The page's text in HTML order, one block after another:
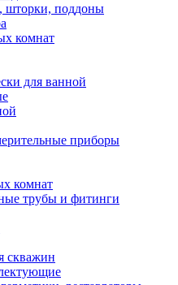
шторки, поддоны
комнат
для ванной
приборы
комнат
трубы и фитинги
скважин